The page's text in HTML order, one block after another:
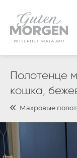
Иваново
8 800 100 34
Звонок по России
Спальня
Кухня
Столовая
Полотенце
кошка,
Махровые